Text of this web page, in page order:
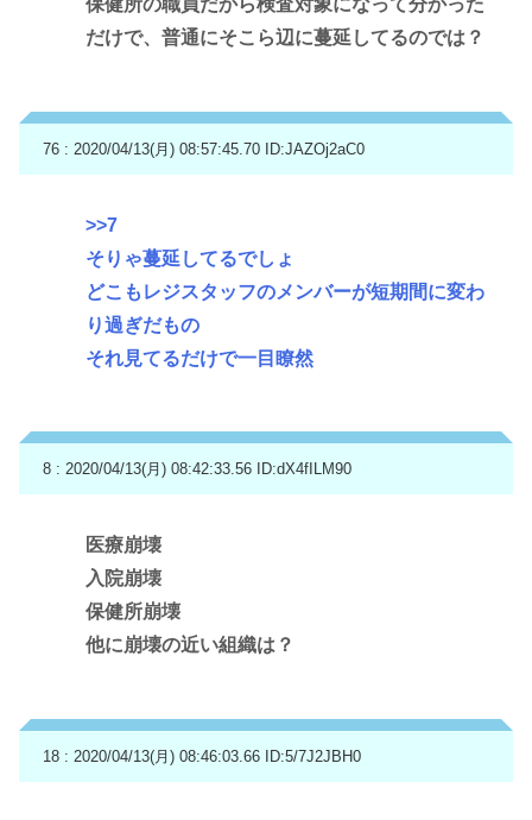
保健所の職員だから検査対象になって分かった
だけで、普通にそこら辺に蔓延してるのでは？
76 : 2020/04/13(月) 08:57:45.70 ID:JAZOj2aC0
>>7
そりゃ蔓延してるでしょ
どこもレジスタッフのメンバーが短期間に変わ
り過ぎだもの
それ見てるだけで一目瞭然
8 : 2020/04/13(月) 08:42:33.56 ID:dX4fILM90
医療崩壊
入院崩壊
保健所崩壊
他に崩壊の近い組織は？
18 : 2020/04/13(月) 08:46:03.66 ID:5/7J2JBH0